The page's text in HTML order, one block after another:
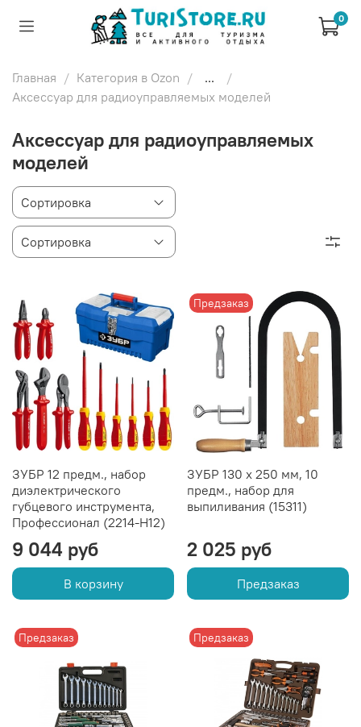
0
Главная Категория в Ozon
...
Аксессуар для радиоуправляемых моделей
Аксессуар для радиоуправляемых
моделей
ЗУБР 12 предм., набор
диэлектрического
губцевого инструмента,
Профессионал (2214-H12)
9 044 руб
В корзину
Предзаказ
ЗУБР 130 х 250 мм, 10
предм., набор для
выпиливания (15311)
2 025 руб
Предзаказ
Предзаказ Предзаказ